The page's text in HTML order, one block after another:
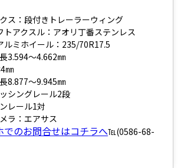
ス：段付きトレーラーウィング
トアクスル：アオリ丁番ステンレス
ルミホイール：235/70R17.5
3.594～4.662㎜
㎜
8.877～9.945㎜
シングレール2段
レール1対
ラ：エアサス
のお問合せはコチラへ℡(0586-68-